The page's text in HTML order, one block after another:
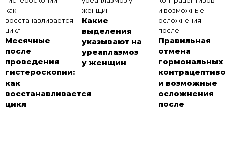
Месячные
после
проведения
гистероскопии:
как
восстанавливается
цикл
Какие
выделения
указывают на
уреаплазмоз
у женщин
Правильная
отмена
гормональных
и возможные
осложнения
после